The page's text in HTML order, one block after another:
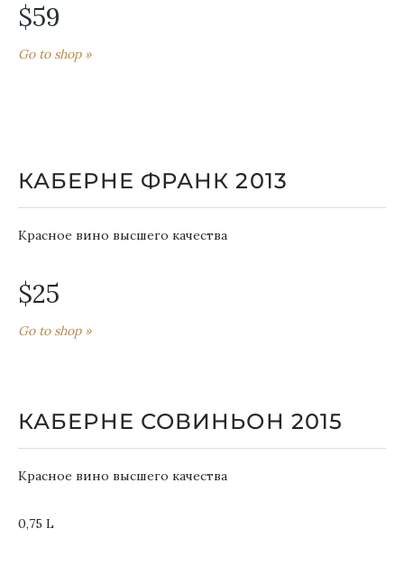
$59
Go to shop »
КАБЕРНЕ ФРАНК 2013
Красное вино высшего качества
$25
Go to shop »
КАБЕРНЕ СОВИНЬОН 2015
Красное вино высшего качества
0,75 L